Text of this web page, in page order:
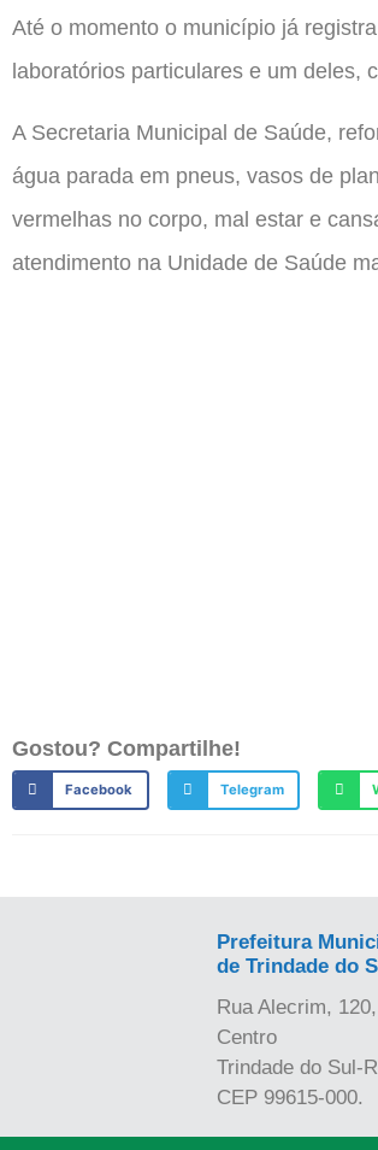
Até o momento o município já
laboratórios particulares e um deles,
A Secretaria Municipal de Saúde,
água parada em pneus, vasos de
vermelhas no corpo, mal estar e
atendimento na Unidade de Saúde
Gostou? Compartilhe!
Facebook Telegram
Prefeitura
de Trindade do
Rua Alecrim, 120,
Centro
Trindade do Sul-
CEP 99615-000.